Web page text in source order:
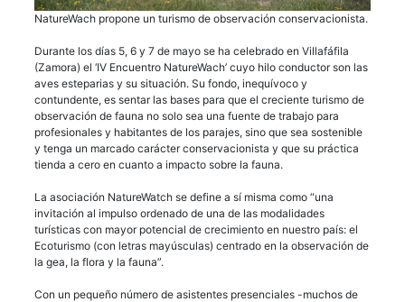
NatureWach propone un turismo de observación conservacionista.
Durante los días 5, 6 y 7 de mayo se ha celebrado en Villafáfila
(Zamora) el ‘IV Encuentro NatureWach’ cuyo hilo conductor son las
aves esteparias y su situación. Su fondo, inequívoco y
contundente, es sentar las bases para que el creciente turismo de
observación de fauna no solo sea una fuente de trabajo para
profesionales y habitantes de los parajes, sino que sea sostenible
y tenga un marcado carácter conservacionista y que su práctica
tienda a cero en cuanto a impacto sobre la fauna.
La asociación NatureWatch se define a sí misma como “una
invitación al impulso ordenado de una de las modalidades
turísticas con mayor potencial de crecimiento en nuestro país: el
Ecoturismo (con letras mayúsculas) centrado en la observación de
la gea, la flora y la fauna”.
Con un pequeño número de asistentes presenciales -muchos de